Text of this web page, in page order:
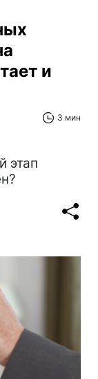
и
3 мин
этап